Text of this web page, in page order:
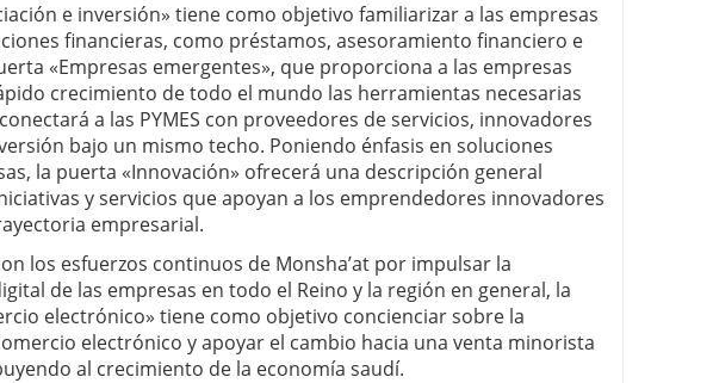
e inversión» tiene como objetivo familiarizar a las empresas
financieras, como préstamos, asesoramiento financiero e
«Empresas emergentes», que proporciona a las empresas
crecimiento de todo el mundo las herramientas necesarias
a las PYMES con proveedores de servicios, innovadores
bajo un mismo techo. Poniendo énfasis en soluciones
la puerta «Innovación» ofrecerá una descripción general
y servicios que apoyan a los emprendedores innovadores
empresarial.
los esfuerzos continuos de Monsha’at por impulsar la
de las empresas en todo el Reino y la región en general, la
electrónico» tiene como objetivo concienciar sobre la
electrónico y apoyar el cambio hacia una venta minorista
al crecimiento de la economía saudí.